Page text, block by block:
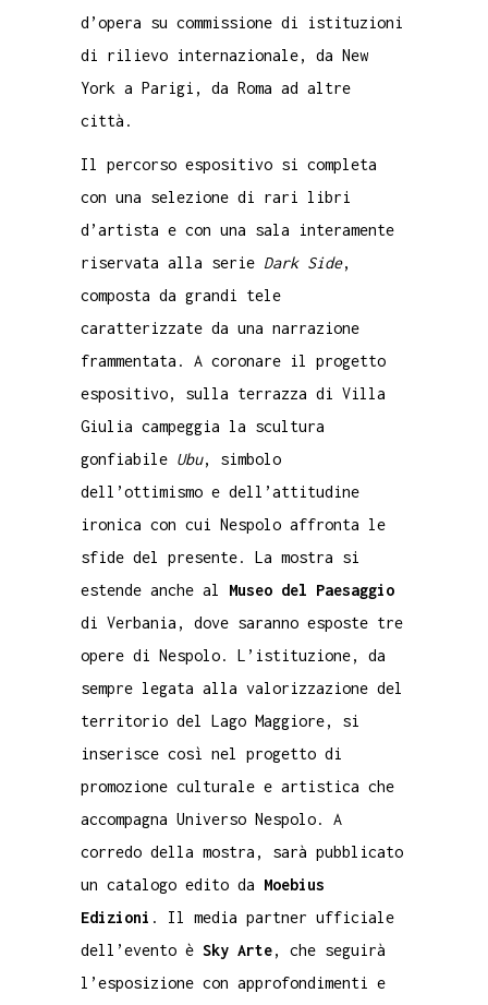
d’opera su commissione di istituzioni
di rilievo internazionale, da New
York a Parigi, da Roma ad altre
città.
Il percorso espositivo si completa
con una selezione di rari libri
d’artista e con una sala interamente
riservata alla serie Dark Side,
composta da grandi tele
caratterizzate da una narrazione
frammentata. A coronare il progetto
espositivo, sulla terrazza di Villa
Giulia campeggia la scultura
gonfiabile Ubu, simbolo
dell’ottimismo e dell’attitudine
ironica con cui Nespolo affronta le
sfide del presente. La mostra si
estende anche al Museo del Paesaggio
di Verbania, dove saranno esposte tre
opere di Nespolo. L’istituzione, da
sempre legata alla valorizzazione del
territorio del Lago Maggiore, si
inserisce così nel progetto di
promozione culturale e artistica che
accompagna Universo Nespolo. A
corredo della mostra, sarà pubblicato
un catalogo edito da Moebius
Edizioni . Il media partner ufficiale
dell’evento è Sky Arte, che seguirà
l’esposizione con approfondimenti e